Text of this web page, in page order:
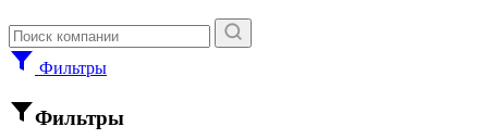
Фильтры
Фильтры